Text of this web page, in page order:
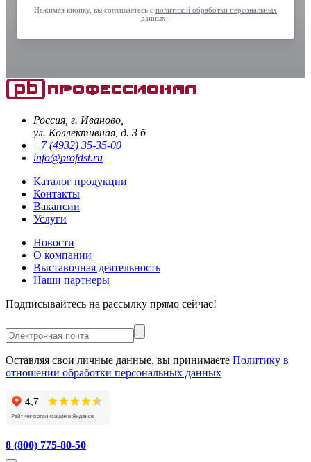
Нажимая кнопку, вы соглашаетесь с политикой обработки персональных
данных
Россия, г. Иваново,
ул. Коллективная, д. 3 б
+7 (4932) 35-35-00
info@profdst.ru
Каталог продукции
Контакты
Вакансии
Услуги
Новости
О компании
Выставочная деятельность
Наши партнеры
Подписывайтесь на рассылку прямо сейчас!
Оставляя свои личные данные, вы принимаете Политику в
отношении обработки персональных данных
8 (800) 775-80-50